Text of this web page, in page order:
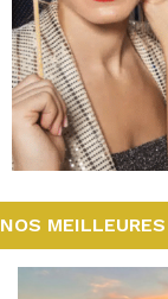
NOS